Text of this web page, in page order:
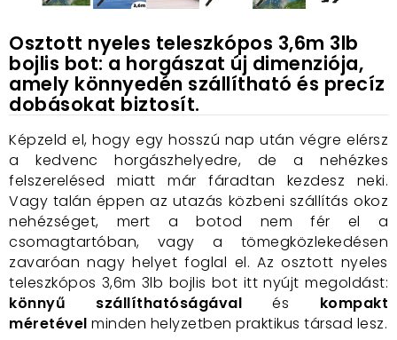
Osztott nyeles teleszkópos 3,6m 3lb
bojlis bot: a horgászat új dimenziója,
amely könnyedén szállítható és precíz
dobásokat biztosít.
Képzeld el, hogy egy hosszú nap után végre elérsz
a kedvenc horgászhelyedre, de a nehézkes
felszerelésed miatt már fáradtan kezdesz neki.
Vagy talán éppen az utazás közbeni szállítás okoz
nehézséget, mert a botod nem fér el a
csomagtartóban, vagy a tömegközlekedésen
zavaróan nagy helyet foglal el. Az osztott nyeles
teleszkópos 3,6m 3lb bojlis bot itt nyújt megoldást:
könnyű szállíthatóságával és kompakt
méretével minden helyzetben praktikus társad lesz.